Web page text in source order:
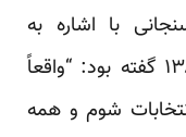
با اشاره به
انتخابات ریاست جمهوری سال ۱۳۸۴ گفته بود: “واقعاً
شوم و همه